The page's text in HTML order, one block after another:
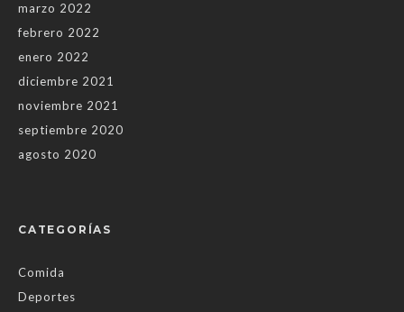
marzo 2022
febrero 2022
enero 2022
diciembre 2021
noviembre 2021
septiembre 2020
agosto 2020
CATEGORÍAS
Comida
Deportes